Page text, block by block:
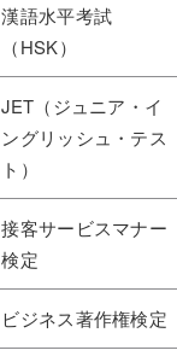
漢語水平考試
（HSK）
JET（ジュニア・イ
ングリッシュ・テス
ト）
接客サービスマナー
検定
ビジネス著作権検定